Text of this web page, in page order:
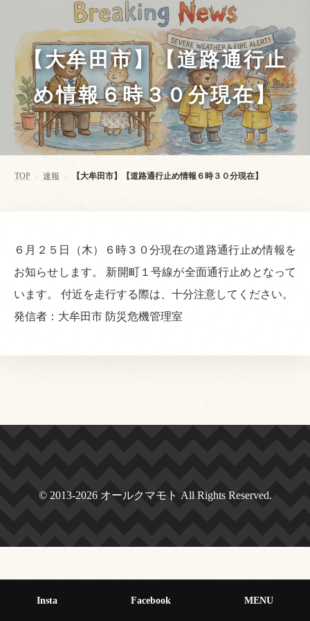
【大牟田市】【道路通行止
め情報６時３０分現在】
TOP > 速報 > 【大牟田市】【道路通行止め情報６時３０分現在】
６月２５日（木）６時３０分現在の道路通行止め情報を
お知らせします。 新開町１号線が全面通行止めとなって
います。 付近を走行する際は、十分注意してください。
発信者：大牟田市 防災危機管理室
© 2013-2026 オールクマモト All Rights Reserved.
Insta Facebook MENU